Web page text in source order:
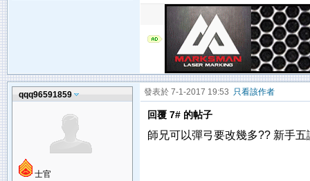
qqq96591859
士官
發表於 7-1-2017 19:53 只看該作者
回覆 7# 的帖子
師兄可以彈弓要改幾多?? 新手